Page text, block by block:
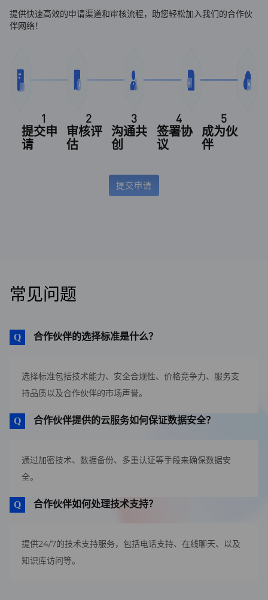
提供快速高效的申请渠道和审核流程，助您轻松加入我们的合作伙
伴网络！
1
提交申
请
2
审核评
估
3
沟通共
创
4
签署协
议
5
成为伙
伴
提交申请
常见问题
合作伙伴的选择标准是什么？
选择标准包括技术能力、安全合规性、价格竞争力、服务支
持品质以及合作伙伴的市场声誉。
合作伙伴提供的云服务如何保证数据安全？
通过加密技术、数据备份、多重认证等手段来确保数据安
全。
合作伙伴如何处理技术支持？
提供24/7的技术支持服务，包括电话支持、在线聊天、以及
知识库访问等。